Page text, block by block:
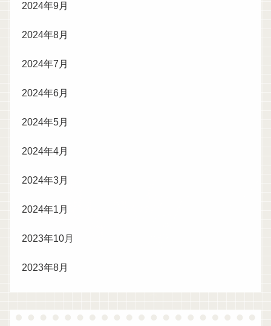
2024年9月
2024年8月
2024年7月
2024年6月
2024年5月
2024年4月
2024年3月
2024年1月
2023年10月
2023年8月